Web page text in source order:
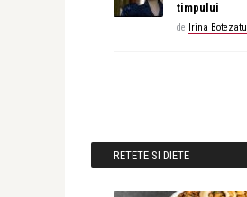
timpului
de Irina Botezatu
RETETE SI DIETE